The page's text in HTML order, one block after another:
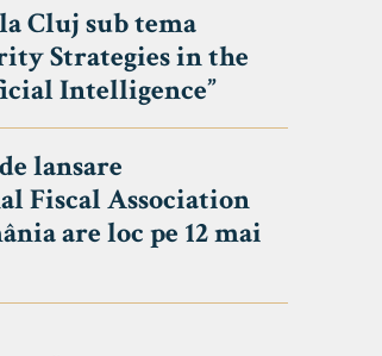
Cluj sub tema
Strategies in the
Intelligence”
lansare
Fiscal Association
are loc pe 12 mai